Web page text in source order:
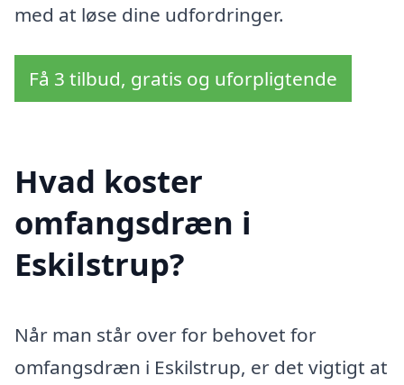
med at løse dine udfordringer.
Få 3 tilbud, gratis og uforpligtende
Hvad koster
omfangsdræn i
Eskilstrup?
Når man står over for behovet for
omfangsdræn i Eskilstrup, er det vigtigt at